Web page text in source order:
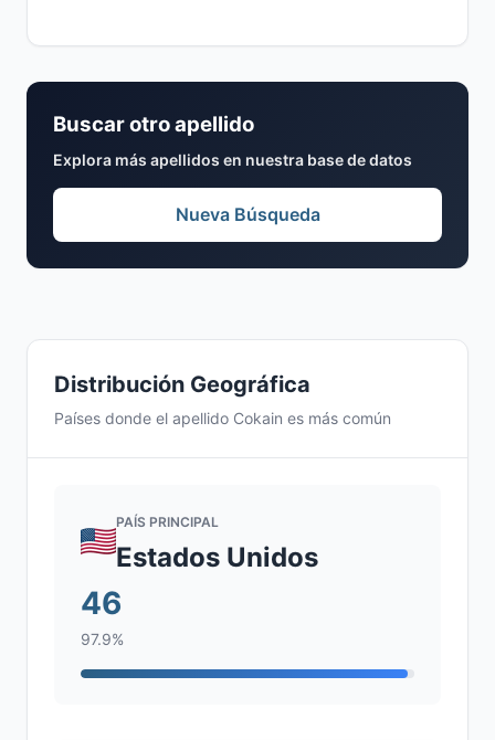
Distribución Geográfica
Países donde el apellido Cokain es más común
PAÍS PRINCIPAL
Estados Unidos
46
97.9%
Buscar otro apellido
Explora más apellidos en nuestra base de datos
Nueva Búsqueda